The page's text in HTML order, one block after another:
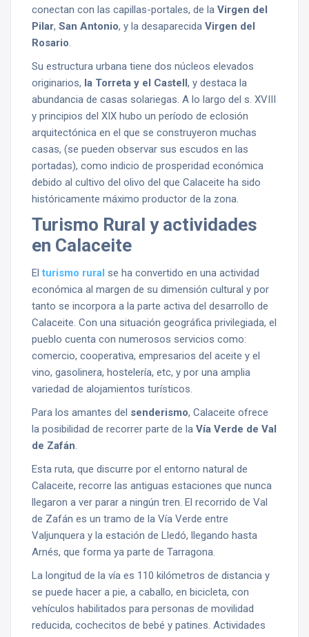
conectan con las capillas-portales, de la Virgen del
Pilar, San Antonio, y la desaparecida Virgen del
Rosario.
Su estructura urbana tiene dos núcleos elevados
originarios, la Torreta y el Castell, y destaca la
abundancia de casas solariegas. A lo largo del s. XVIII
y principios del XIX hubo un período de eclosión
arquitectónica en el que se construyeron muchas
casas, (se pueden observar sus escudos en las
portadas), como indicio de prosperidad económica
debido al cultivo del olivo del que Calaceite ha sido
históricamente máximo productor de la zona.
Turismo Rural y actividades
en Calaceite
Elturismo rural se ha convertido en una actividad
económica al margen de su dimensión cultural y por
tanto se incorpora a la parte activa del desarrollo de
Calaceite. Con una situación geográfica privilegiada, el
pueblo cuenta con numerosos servicios como:
comercio, cooperativa, empresarios del aceite y el
vino, gasolinera, hostelería, etc, y por una amplia
variedad de alojamientos turísticos.
Para los amantes del senderismo, Calaceite ofrece
la posibilidad de recorrer parte de la Vía Verde de Val
de Zafán.
Esta ruta, que discurre por el entorno natural de
Calaceite, recorre las antiguas estaciones que nunca
llegaron a ver parar a ningún tren. El recorrido de Val
de Zafán es un tramo de la Vía Verde entre
Valjunquera y la estación de Lledó, llegando hasta
Arnés, que forma ya parte de Tarragona.
La longitud de la vía es 110 kilómetros de distancia y
se puede hacer a pie, a caballo, en bicicleta, con
vehículos habilitados para personas de movilidad
reducida, cochecitos de bebé y patines. Actividades